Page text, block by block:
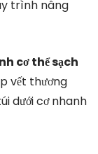
trình nâng
cơ thể sạch
vết thương
dưới cơ nhanh